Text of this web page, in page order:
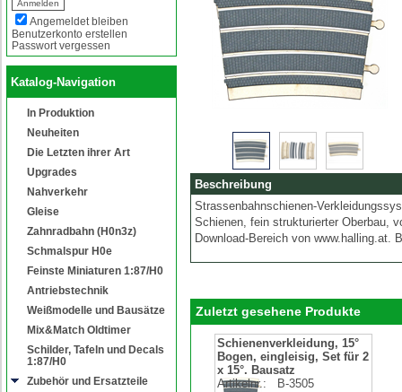
Angemeldet bleiben
Benutzerkonto erstellen
Passwort vergessen
Katalog-Navigation
In Produktion
Neuheiten
Die Letzten ihrer Art
Upgrades
Nahverkehr
Gleise
Zahnradbahn (H0n3z)
Schmalspur H0e
Feinste Miniaturen 1:87/H0
Antriebstechnik
Weißmodelle und Bausätze
Mix&Match Oldtimer
Schilder, Tafeln und Decals
1:87/H0
Zubehör und Ersatzteile
Beschreibung
Strassenbahnschienen-
Schienen, fein strukturierter Oberbau,
Download-Bereich von www.halling.at.
Zuletzt gesehene Produkte
Schienenverkleidung, 15°
Bogen, eingleisig, Set für 2
x 15°. Bausatz
Artikelnr.:
B-3505